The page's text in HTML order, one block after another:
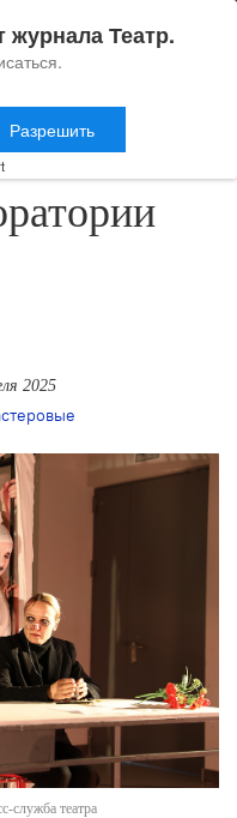
Жанна
2025
служба театра
журнала Театр.
Разрешить